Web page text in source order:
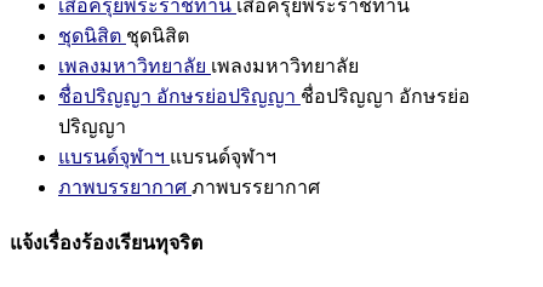
เสื้อครุยพระราชทาน เสื้อครุยพระราชทาน
ชุดนิสิต ชุดนิสิต
เพลงมหาวิทยาลัย เพลงมหาวิทยาลัย
ชื่อปริญญา อักษรย่อปริญญา ชื่อปริญญา อักษรย่อ
ปริญญา
แบรนด์จุฬาฯ แบรนด์จุฬาฯ
ภาพบรรยากาศ ภาพบรรยากาศ
แจ้งเรื่องร้องเรียนทุจริต